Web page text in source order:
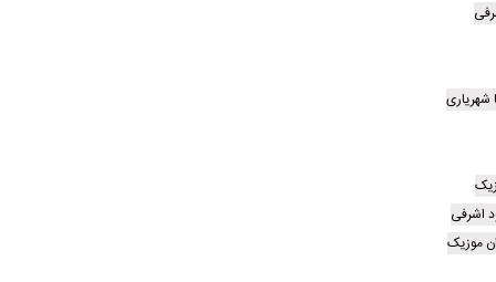
شهریاری
اشرفی
موزیک